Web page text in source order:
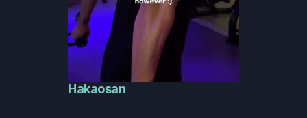
Hakaosan